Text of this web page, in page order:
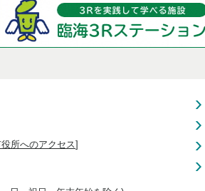
所へのアクセス]